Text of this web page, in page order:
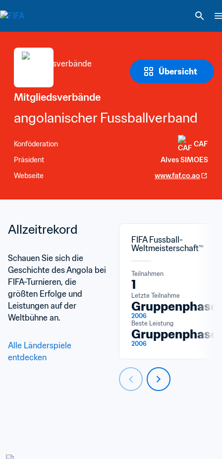
Übersicht
Mitgliedsverbände
angolanischer Fussballverband
Konföderation
CAF
Präsident
Alves SIMOES
Webseite
www.faf.co.ao
Allzeitrekord
Schauen Sie sich die
Geschichte des Angola bei
FIFA-Turnieren, die
größten Erfolge und
Leistungen auf der
Weltbühne an.
Alle Länderspiele
entdecken
FIFA Fussball-
Weltmeisterschaft™
Teilnahmen
1
Letzte Teilnahme
Gruppenphase
2006
Beste Leistung
Gruppenphase
2006